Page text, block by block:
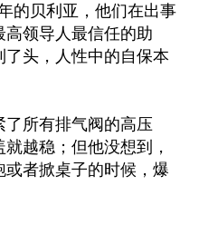
的贝利亚，他们在出事
领导人最信任的助
头，人性中的自保本
所有排气阀的高压
越稳；但他没想到，
者掀桌子的时候，爆